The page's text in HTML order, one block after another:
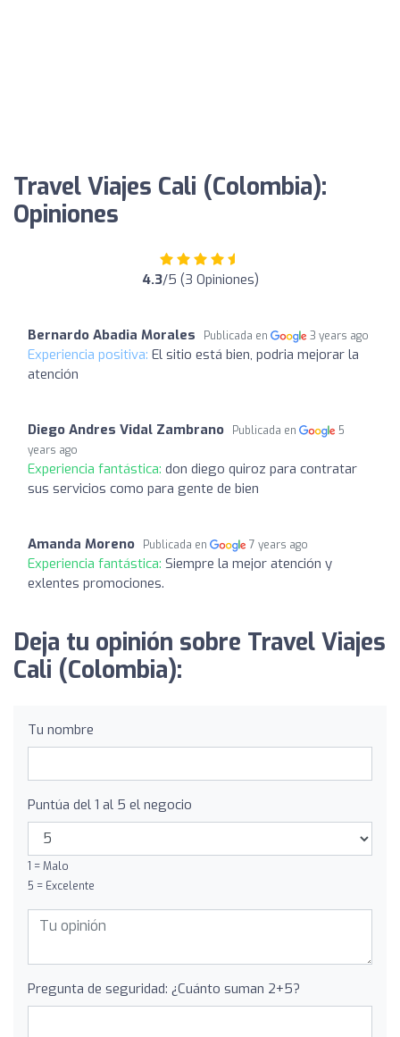
Travel Viajes Cali (Colombia):
Opiniones
4.3/5 (3 Opiniones)
Bernardo Abadia Morales Publicada en 3 years ago
Experiencia positiva: El sitio está bien, podria mejorar la
atención
Diego Andres Vidal Zambrano Publicada en
5
years ago
Experiencia fantástica: don diego quiroz para contratar
sus servicios como para gente de bien
Amanda Moreno Publicada en 7 years ago
Experiencia fantástica: Siempre la mejor atención y
exlentes promociones.
Deja tu opinión sobre Travel Viajes
Cali (Colombia):
Tu nombre
Puntúa del 1 al 5 el negocio
1 = Malo
5 = Excelente
Pregunta de seguridad: ¿Cuánto suman 2+5?